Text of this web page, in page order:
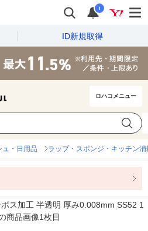
i
ID新規取得
ロハコメニュー
ュ・日用品 ラップ・スポンジ・キッチン消